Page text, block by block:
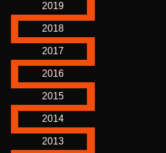
2019
2018
2017
2016
2015
2014
2013